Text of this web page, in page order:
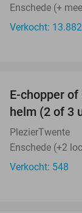
Enschede (+
Verkocht: 13.882
E-chopper
helm (2 of 3
PlezierTwente
Enschede (+2
Verkocht: 548